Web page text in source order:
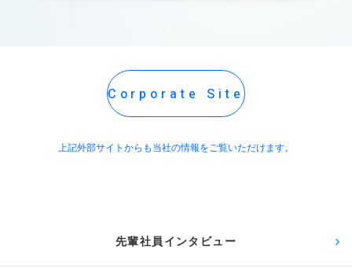
Corporate Site
上記外部サイトからも当社の情報をご覧いただけます。
先輩社員インタビュー